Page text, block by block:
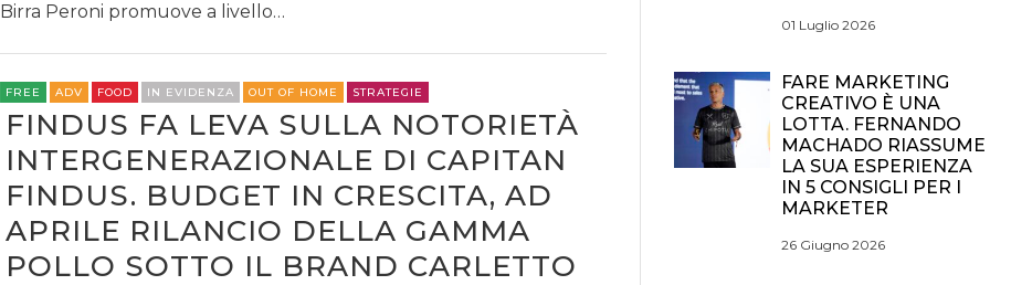
Birra Peroni promuove a livello…
FREE ADV FOOD IN EVIDENZA OUT OF HOME STRATEGIE
FINDUS FA LEVA SULLA NOTORIETÀ
INTERGENERAZIONALE DI CAPITAN
FINDUS. BUDGET IN CRESCITA, AD
APRILE RILANCIO DELLA GAMMA
POLLO SOTTO IL BRAND CARLETTO
01 Luglio 2026
FARE MARKETING
CREATIVO È UNA
LOTTA. FERNANDO
MACHADO RIASSUME
LA SUA ESPERIENZA
IN 5 CONSIGLI PER I
MARKETER
26 Giugno 2026